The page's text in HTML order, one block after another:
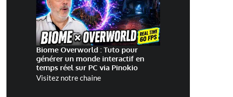
Biome Overworld : Tuto pour
générer un monde interactif en
temps réel sur PC via Pinokio
Visitez notre chaine